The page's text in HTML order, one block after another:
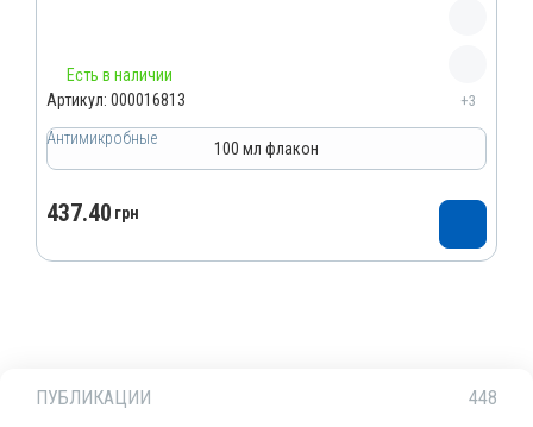
Антимикробные
+3
Название препарата
Бистрепен
Артикул
4820012504626
Суспензия
Есть в наличии
Артикул: 000016813
100 мл флакон
437.40 грн
ПУБЛИКАЦИИ 448